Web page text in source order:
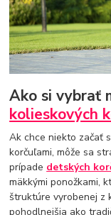
Ako si vybrať
kolieskových
Ak chce niekto začať
korčuľami, môže sa
prípade detských
mäkkými ponožkami,
štruktúre vyrobenej z
pohodlnejšia ako